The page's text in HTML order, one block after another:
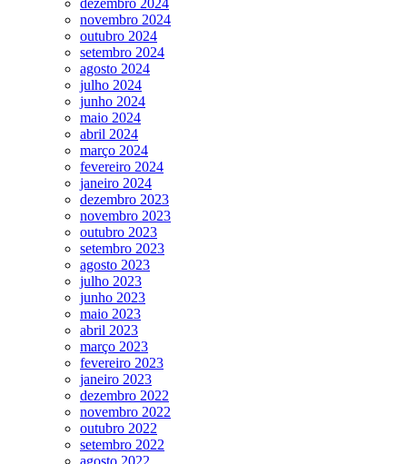
novembro 2024
outubro 2024
setembro 2024
agosto 2024
julho 2024
junho 2024
maio 2024
abril 2024
março 2024
fevereiro 2024
janeiro 2024
dezembro 2023
novembro 2023
outubro 2023
setembro 2023
agosto 2023
julho 2023
junho 2023
maio 2023
abril 2023
março 2023
fevereiro 2023
janeiro 2023
dezembro 2022
novembro 2022
outubro 2022
setembro 2022
agosto 2022